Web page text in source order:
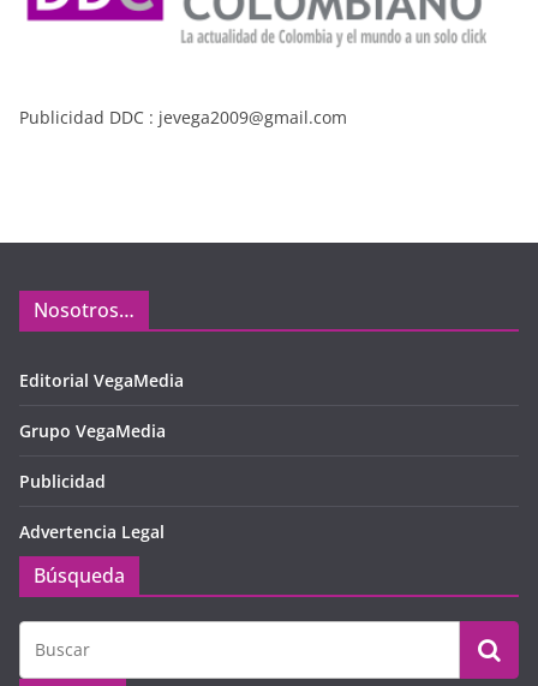
Publicidad DDC : jevega2009@gmail.com
Nosotros…
Editorial VegaMedia
Grupo VegaMedia
Publicidad
Advertencia Legal
Búsqueda